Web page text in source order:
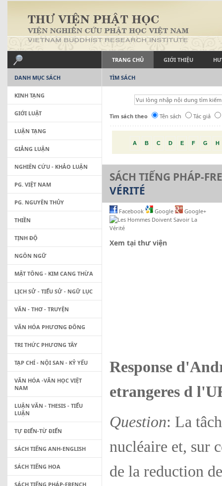
TRANG CHỦ GIỚI THIỆU
TÌM SÁCH
Tìm sách theo Tên sách Tác giả
A B C D E F G H
SÁCH TIẾNG PHÁP-
VÉRITÉ
Facebook Google Google+
Xem tại thư viện
Response
etrangeres d
Question: La
nucléaire et, sur
de la reduction
DANH MỤC SÁCH
KINH TẠNG
GIỚI LUẬT
LUẬN TẠNG
GIẢNG LUẬN
NGHIÊN CỨU - KHẢO LUẬN
PG. VIỆT NAM
PG. NGUYÊN THỦY
THIỀN
TỊNH ĐỘ
NGÔN NGỮ
MẬT TÔNG - KIM CANG THỪA
LỊCH SỬ - TIỂU SỬ - NGỮ LỤC
VĂN - THƠ - TRUYỆN
VĂN HÓA PHƯƠNG ĐÔNG
TRI THỨC PHƯƠNG TÂY
TẠP CHÍ - NỘI SAN - KỶ YẾU
VĂN HÓA -VĂN HỌC VIỆT
NAM
LUẬN VĂN - THESIS - TIỂU
LUẬN
TỰ ĐIỂN-TỪ ĐIỂN
SÁCH TIẾNG ANH-ENGLISH
SÁCH TIẾNG HOA
SÁCH TIẾNG PHÁP-FRENCH